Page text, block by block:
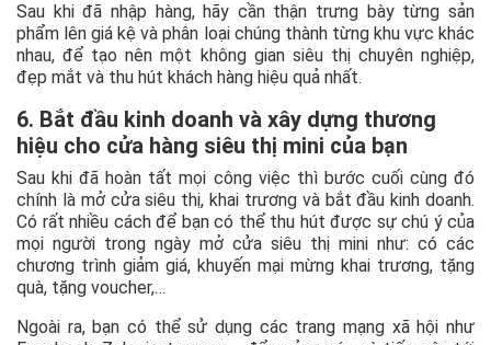
Sau khi đã nhập hàng, hãy cần thận trưng bày từng sản
phẩm lên giá kệ và phân loại chúng thành từng khu vực khác
nhau, để tạo nên một không gian siêu thị chuyên nghiệp,
đẹp mắt và thu hút khách hàng hiệu quả nhất.
6. Bắt đầu kinh doanh và xây dựng thương
hiệu cho cửa hàng siêu thị mini của bạn
Sau khi đã hoàn tất mọi công việc thì bước cuối cùng đó
chính là mở cửa siêu thị, khai trương và bắt đầu kinh doanh.
Có rất nhiều cách để bạn có thể thu hút được sự chú ý của
mọi người trong ngày mở cửa siêu thị mini như: có các
chương trình giảm giá, khuyến mại mừng khai trương, tặng
quà, tặng voucher,…
Ngoài ra, bạn có thể sử dụng các trang mạng xã hội như